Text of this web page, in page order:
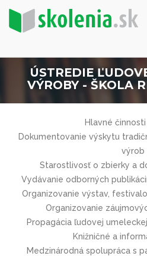
ÚSTREDIE
VÝROBY - ŠKOLA
Hlavné činnosti
Dokumentovanie výskytu
výrob
Starostlivosť o zbierky a
Vydávanie odborných
Organizovanie výstav,
Organizovanie
Propagácia ľudovej
Knižničné a
Medzinárodná spolupráca s